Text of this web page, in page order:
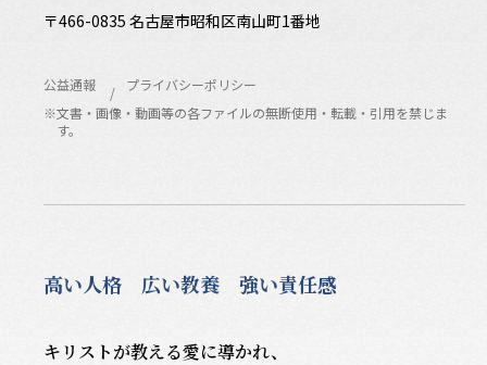
〒466-0835 名古屋市昭和区南山町1番地
公益通報
プライバシーポリシー
※文書・画像・動画等の各ファイルの無断使用・転載・引用を禁じま
す。
高い人格 広い教養 強い責任感
キリストが教える愛に導かれ、